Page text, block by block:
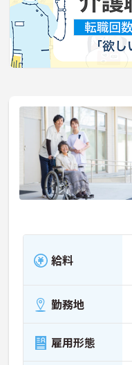
給料
勤務地
雇用形態